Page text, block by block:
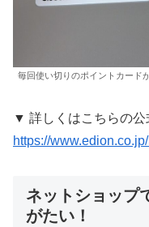
毎回使い切りのポイントカード
▼ 詳しくはこちらの公
https://
ネットショップ
がたい！